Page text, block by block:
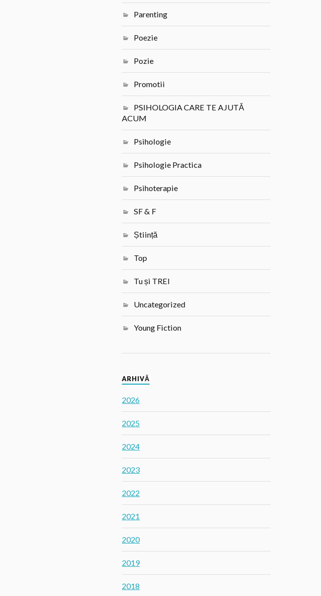
Parenting
Poezie
Pozie
Promotii
PSIHOLOGIA CARE TE AJUTĂ
ACUM
Psihologie
Psihologie Practica
Psihoterapie
SF & F
Știință
Top
Tu și TREI
Uncategorized
Young Fiction
ARHIVĂ
2026
2025
2024
2023
2022
2021
2020
2019
2018